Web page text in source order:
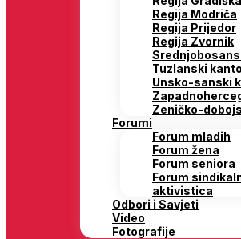
Regija Modriča
Regija Prijedor
Regija Zvornik
Tuzlanski
Unsko-sanski
Zeničko-
Forumi
Forum mladih
Forum žena
Forum seniora
Forum
aktivistica
Odbori i Savjeti
Video
Fotografije